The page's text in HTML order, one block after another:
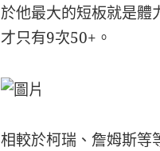
於他最大的短板就是體
才只有9次50+。
相較於柯瑞、詹姆斯等